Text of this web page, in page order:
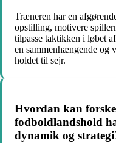
Træneren har en
opstilling, motivere
tilpasse taktikken i løbet
en sammenhængende og
holdet til sejr.
Hvordan kan
fodboldlandshold
dynamik og